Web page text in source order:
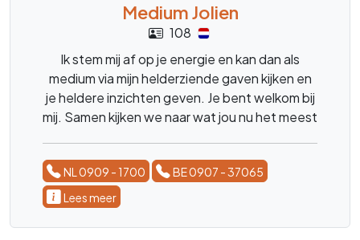
Medium Jolien
108
Ik stem mij af op je energie en kan dan als
medium via mijn helderziende gaven kijken en
je heldere inzichten geven. Je bent welkom bij
mij. Samen kijken we naar wat jou nu het meest
NL 0909 - 1700
BE 0907 - 37065
Lees meer